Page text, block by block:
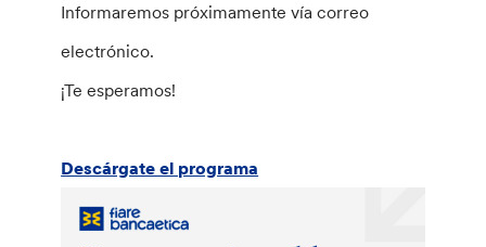
Informaremos próximamente vía correo
electrónico.
¡Te esperamos!
Descárgate el programa